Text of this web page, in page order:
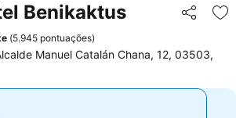
Benikaktus Partilhar
(5.945 pontuações)
Manuel Catalán Chana, 12, 03503,